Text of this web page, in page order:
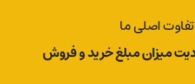
تفاوت اصلی ما
میزان مبلغ خرید و فروش